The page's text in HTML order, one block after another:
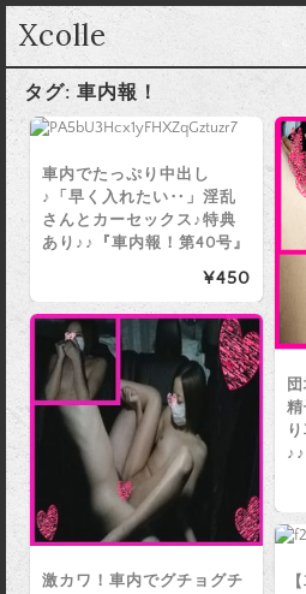
Xcolle
タグ: 車内報！
車内でたっぷり中出し
♪「早く入れたい‥」淫乱
さんとカーセックス♪特典
あり♪♪『車内報！第40号』
¥450
精
激カワ！車内でグチョグチ